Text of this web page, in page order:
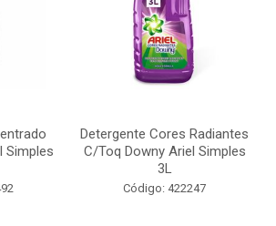
Simples
Detergente Cores Radiantes
C/Toq Downy Ariel Simples
3L
Código: 422247